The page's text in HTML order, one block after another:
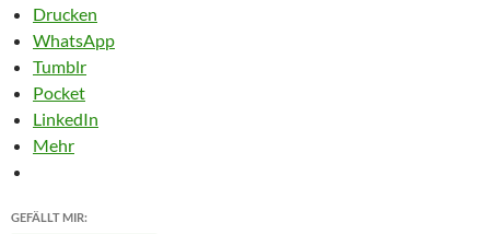
Drucken
WhatsApp
Tumblr
Pocket
LinkedIn
Mehr
GEFÄLLT MIR: